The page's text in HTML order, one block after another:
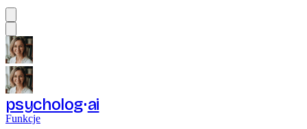
psycholog ai
Funkcje